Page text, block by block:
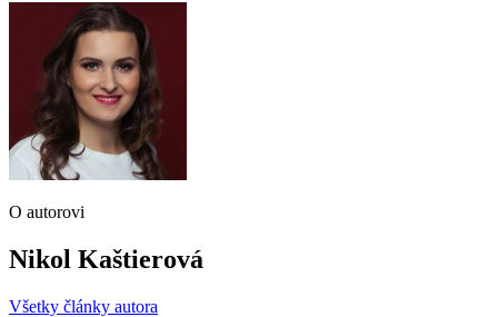
O autorovi
Nikol Kaštierová
Všetky články autora